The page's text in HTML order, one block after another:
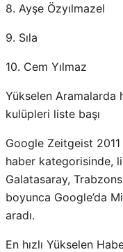
8. Ayşe Özyılmazel
9. Sıla
10. Cem Yılmaz
Yükselen
kulüpleri liste başı
Google Zeitgeist 2011
haber kategorisinde,
Galatasaray,
boyunca Google’da
aradı.
En hızlı Yükselen